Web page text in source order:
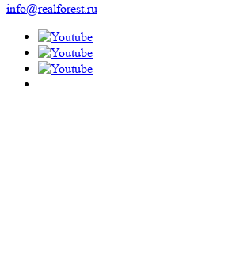
info@realforest.ru